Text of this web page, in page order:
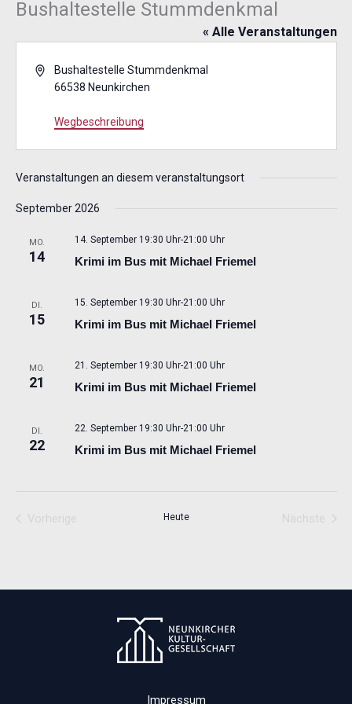
Bushaltestelle Stummdenkmal
« Alle Veranstaltungen
AdresseBushaltestelle Stummdenkmal
66538 Neunkirchen
Wegbeschreibung
Veranstaltungen an diesem veranstaltungsort
September 2026
MO.
14 Krimi im Bus mit Michael Friemel
14. September 19:30 Uhr-21:00 Uhr
DI.
15 Krimi im Bus mit Michael Friemel
15. September 19:30 Uhr-21:00 Uhr
MO.
21 Krimi im Bus mit Michael Friemel
21. September 19:30 Uhr-21:00 Uhr
DI.
22 Krimi im Bus mit Michael Friemel
22. September 19:30 Uhr-21:00 Uhr
Heute
Impressum